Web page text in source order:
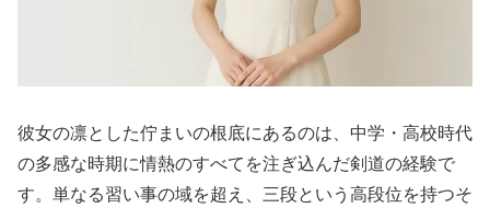
彼女の凛とした佇まいの根底にあるのは、中学・高校時代
の多感な時期に情熱のすべてを注ぎ込んだ剣道の経験で
す。単なる習い事の域を超え、三段という高段位を持つそ